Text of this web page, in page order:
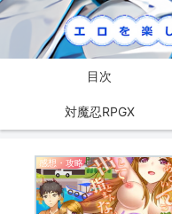
目次
対魔忍RPGX
感想・攻略